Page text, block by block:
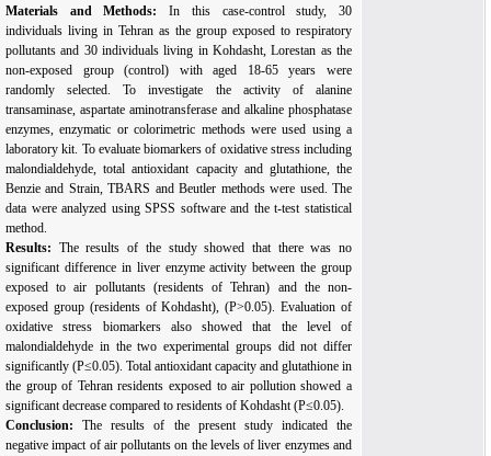
Materials and Methods: In this case-control study, 30
individuals living in Tehran as the group exposed to respiratory
pollutants and 30 individuals living in Kohdasht, Lorestan as the
non-exposed group (control) with aged 18-65 years were
randomly selected. To investigate the activity of alanine
transaminase, aspartate aminotransferase and alkaline phosphatase
enzymes, enzymatic or colorimetric methods were used using a
laboratory kit. To evaluate biomarkers of oxidative stress including
malondialdehyde, total antioxidant capacity and glutathione, the
Benzie and Strain, TBARS and Beutler methods were used. The
data were analyzed using SPSS software and the t-test statistical
method.
Results:The results of the study showed that there was no
significant difference in liver enzyme activity between the group
exposed to air pollutants(residents of Tehran)and the non-
exposed group(residents of Kohdasht), (P>0.05). Evaluation of
oxidative stress biomarkers also showed that the level of
malondialdehyde in the two experimental groups did not differ
significantly (P≤0.05).Total antioxidant capacity and glutathione in
the group of Tehran residents exposed to air pollution showed a
significant decrease compared to residents of Kohdasht (P≤0.05)
Conclusion: The results of the present study indicated the
negative impact of air pollutants on the levels of liver enzymes and